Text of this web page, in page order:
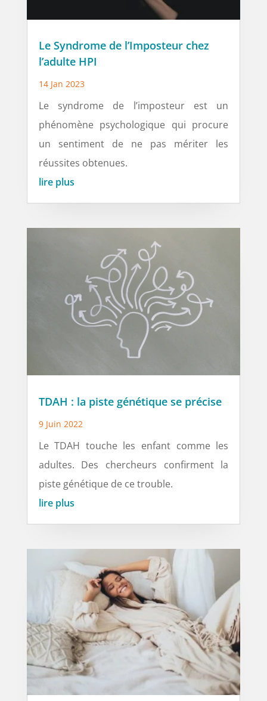
Le Syndrome de l’Imposteur chez
l’adulte HPI
14 Jan 2023
Le syndrome de l’imposteur est un
phénomène psychologique qui procure
un sentiment de ne pas mériter les
réussites obtenues.
lire plus
TDAH : la piste génétique se précise
9 Juin 2022
Le TDAH touche les enfant comme les
adultes. Des chercheurs confirment la
piste génétique de ce trouble.
lire plus